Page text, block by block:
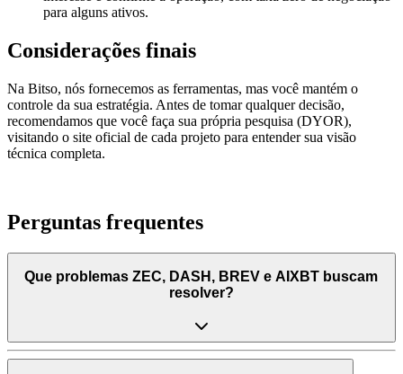
para alguns ativos.
Considerações finais
Na Bitso, nós fornecemos as ferramentas, mas você mantém o
controle da sua estratégia. Antes de tomar qualquer decisão,
recomendamos que você faça sua própria pesquisa (DYOR),
visitando o site oficial de cada projeto para entender sua visão
técnica completa.
Perguntas frequentes
Que problemas ZEC, DASH, BREV e AIXBT buscam
resolver?